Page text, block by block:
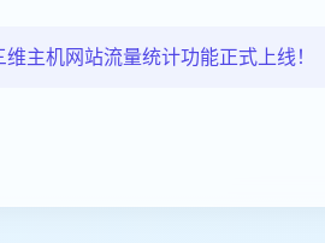
主机网站流量统计功能正式上线！